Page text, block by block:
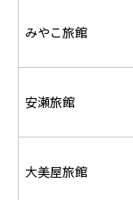
みやこ旅館
安瀬旅館
大美屋旅館